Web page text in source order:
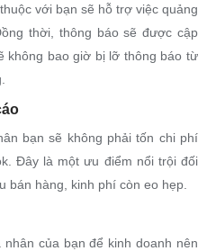
với bạn sẽ hỗ trợ việc quảng
thời, thông báo sẽ được cập
không bao giờ bị lỡ thông báo từ
bạn sẽ không phải tốn chi phí
Đây là một ưu điểm nổi trội đối
bán hàng, kinh phí còn eo hẹp.
của bạn để kinh doanh nên